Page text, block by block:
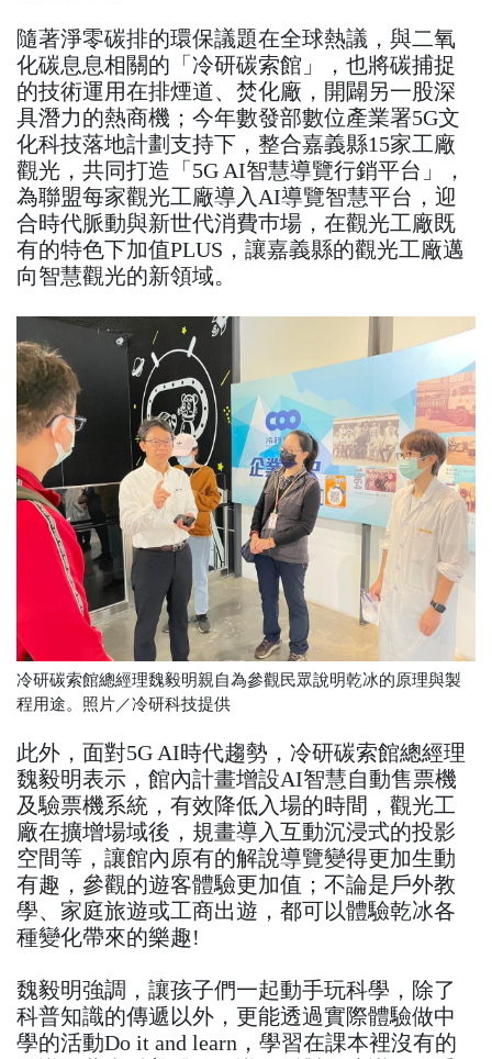
隨著淨零碳排的環保議題在全球熱議，與二氧
化碳息息相關的「冷研碳索館」，也將碳捕捉
的技術運用在排煙道、焚化廠，開闢另一股深
具潛力的熱商機；今年數發部數位產業署5G文
化科技落地計劃支持下，整合嘉義縣15家工廠
觀光，共同打造「5G AI智慧導覽行銷平台」，
為聯盟每家觀光工廠導入AI導覽智慧平台，迎
合時代脈動與新世代消費巿場，在觀光工廠既
有的特色下加值PLUS，讓嘉義縣的觀光工廠邁
向智慧觀光的新領域。
冷研碳索館總經理魏毅明親自為參觀民眾說明乾冰的原理與製
程用途。照片／冷研科技提供
此外，面對5G AI時代趨勢，冷研碳索館總經理
魏毅明表示，館內計畫增設AI智慧自動售票機
及驗票機系統，有效降低入場的時間，觀光工
廠在擴增場域後，規畫導入互動沉浸式的投影
空間等，讓館內原有的解說導覽變得更加生動
有趣，參觀的遊客體驗更加值；不論是戶外教
學、家庭旅遊或工商出遊，都可以體驗乾冰各
種變化帶來的樂趣!
魏毅明強調，讓孩子們一起動手玩科學，除了
科普知識的傳遞以外，更能透過實際體驗做中
學的活動Do it and learn，學習在課本裡沒有的